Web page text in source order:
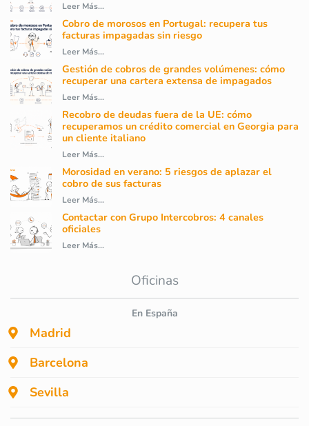
Leer Más...
Cobro de morosos en Portugal: recupera tus
facturas impagadas sin riesgo
Leer Más...
Gestión de cobros de grandes volúmenes: cómo
recuperar una cartera extensa de impagados
Leer Más...
Recobro de deudas fuera de la UE: cómo
recuperamos un crédito comercial en Georgia para
un cliente italiano
Leer Más...
Morosidad en verano: 5 riesgos de aplazar el
cobro de sus facturas
Leer Más...
Contactar con Grupo Intercobros: 4 canales
oficiales
Leer Más...
Oficinas
En España
Madrid
Barcelona
Sevilla